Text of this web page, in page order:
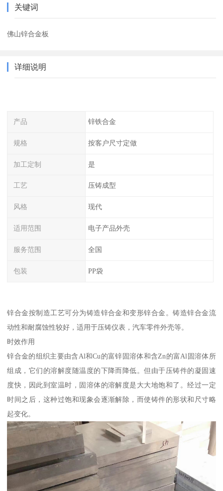
关键词
佛山锌合金板
详细说明
产品 锌铁合金
规格 按客户尺寸定做
加工定制 是
工艺 压铸成型
风格 现代
适用范围 电子产品外壳
服务范围 全国
包装 PP袋
锌合金按制造工艺可分为铸造锌合金和变形锌合金。铸造锌合金流
动性和耐腐蚀性较好，适用于压铸仪表，汽车零件外壳等。
时效作用
锌合金的组织主要由含Al和Cu的富锌固溶体和含Zn的富Al固溶体所
组成，它们的溶解度随温度的下降而降低。但由于压铸件的凝固速
度快，因此到室温时，固溶体的溶解度是大大地饱和了。经过一定
时间之后，这种过饱和现象会逐渐解除，而使铸件的形状和尺寸略
起变化。